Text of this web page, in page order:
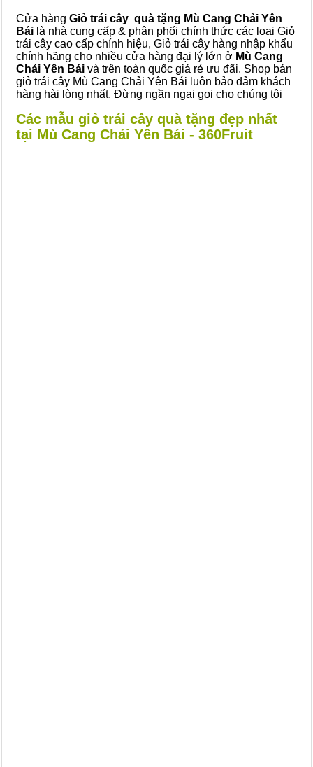
Cửa hàng Giỏ trái cây quà tặng Mù Cang Chải Yên
Bái là nhà cung cấp & phân phối chính thức các loại Giỏ
trái cây cao cấp chính hiệu, Giỏ trái cây hàng nhập khẩu
chính hãng cho nhiều cửa hàng đại lý lớn ở Mù Cang
Chải Yên Bái và trên toàn quốc giá rẻ ưu đãi. Shop bán
giỏ trái cây Mù Cang Chải Yên Bái luôn bảo đảm khách
hàng hài lòng nhất. Đừng ngần ngại gọi cho chúng tôi
Các mẫu giỏ trái cây quà tặng đẹp nhất
tại Mù Cang Chải Yên Bái - 360Fruit